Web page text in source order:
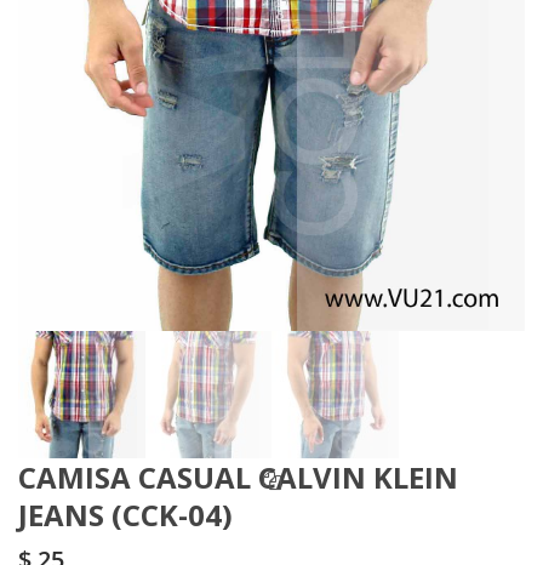
CAMISA CASUAL CALVIN KLEIN
JEANS (CCK-04)